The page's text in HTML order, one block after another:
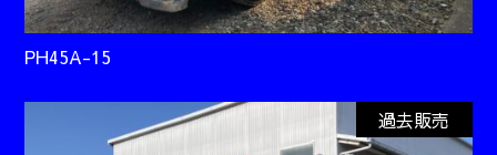
PH45A-15
過去販売